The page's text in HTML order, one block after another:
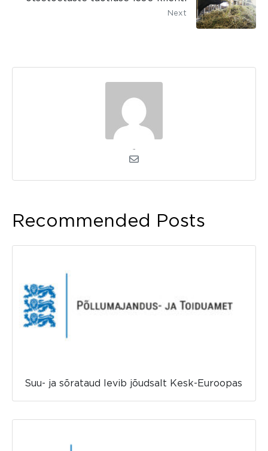
Next
Recommended Posts
Suu- ja sõrataud levib jõudsalt Kesk-Euroopas